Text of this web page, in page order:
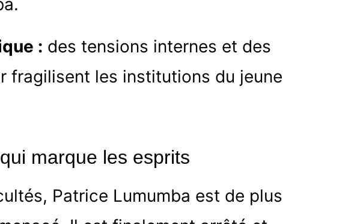
: des tensions internes et des
fragilisent les institutions du jeune
marque les esprits
Patrice Lumumba est de plus